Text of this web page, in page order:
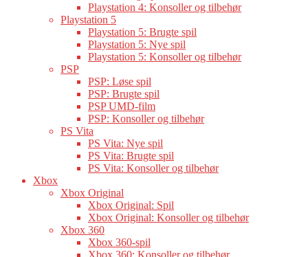
Playstation 4: Konsoller og tilbehør
Playstation 5
Playstation 5: Brugte spil
Playstation 5: Nye spil
Playstation 5: Konsoller og tilbehør
PSP
PSP: Løse spil
PSP: Brugte spil
PSP UMD-film
PSP: Konsoller og tilbehør
PS Vita
PS Vita: Nye spil
PS Vita: Brugte spil
PS Vita: Konsoller og tilbehør
Xbox
Xbox Original
Xbox Original: Spil
Xbox Original: Konsoller og tilbehør
Xbox 360
Xbox 360-spil